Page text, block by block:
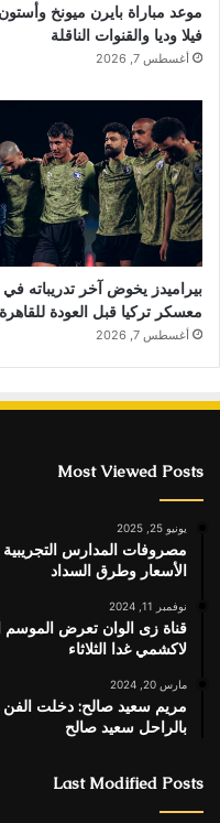
موعد مباراة بايرن ميونخ وأستون
فيلا وديا والقنوات الناقلة
أغسطس 7, 2026
بيراميدز يخوض آخر تدريباته في
معسكر تركيا قبل العودة للقاهرة
أغسطس 7, 2026
Most Viewed Posts
يونيو 25, 2025
الأسعار وطرق السداد
نوفمبر 11, 2024
قناة زى الوان تعرض
لاكشمي غدا الثلاثاء
مارس 20, 2024
بالراحل سعيد صالح
Last Modified Posts